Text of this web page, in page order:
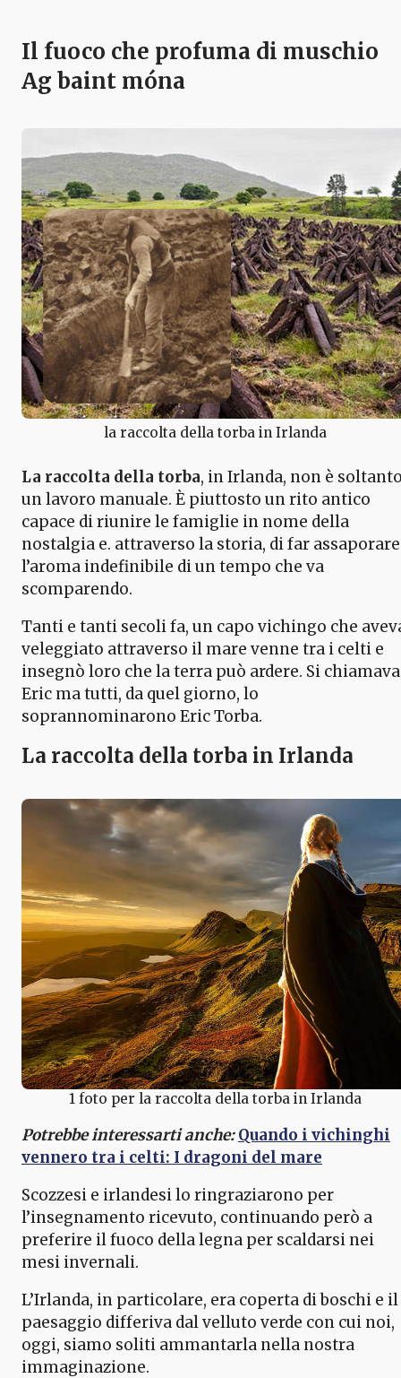
Il fuoco che profuma di muschio
Ag baint móna
la raccolta della torba in Irlanda
La raccolta della torba, in Irlanda, non è
un lavoro manuale. È piuttosto un rito antico
capace di riunire le famiglie in nome della
nostalgia e. attraverso la storia, di far assaporare
l’aroma indefinibile di un tempo che va
scomparendo.
Tanti e tanti secoli fa, un capo vichingo che
veleggiato attraverso il mare venne tra i celti e
insegnò loro che la terra può ardere. Si chiamava
Eric ma tutti, da quel giorno, lo
soprannominarono Eric Torba.
La raccolta della torba in Irlanda
1 foto per la raccolta della torba in Irlanda
Potrebbe interessarti anche: Quando i vichinghi
vennero tra i celti: I dragoni del mare
Scozzesi e irlandesi lo ringraziarono per
l’insegnamento ricevuto, continuando però a
preferire il fuoco della legna per scaldarsi nei
mesi invernali.
L’Irlanda, in particolare, era coperta di boschi e il
paesaggio differiva dal velluto verde con cui noi,
oggi, siamo soliti ammantarla nella nostra
immaginazione.